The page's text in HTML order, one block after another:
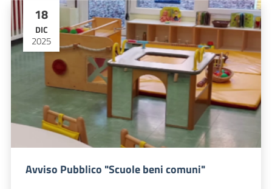
18
DIC
2025
Avviso Pubblico "Scuole beni comuni"